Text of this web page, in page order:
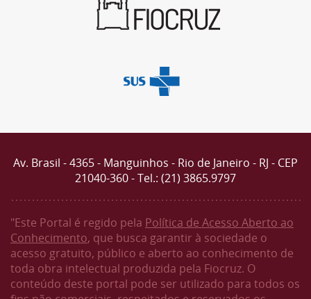
Av. Brasil - 4365 - Manguinhos - Rio de Janeiro - RJ - CEP
21040-360 - Tel.: (21) 3865.9797
"Este Portal é regido pela Política de Acesso Aberto ao
Conhecimento, que busca garantir à sociedade o
acesso gratuito, público e aberto ao conhecimento de
toda obra intelectual produzida pela Fiocruz. O
conteúdo deste portal pode ser utilizado para todos os